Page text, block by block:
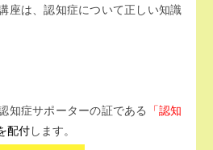
座は、認知症について正しい知識
知症サポーターの証である 「認知
配付します。